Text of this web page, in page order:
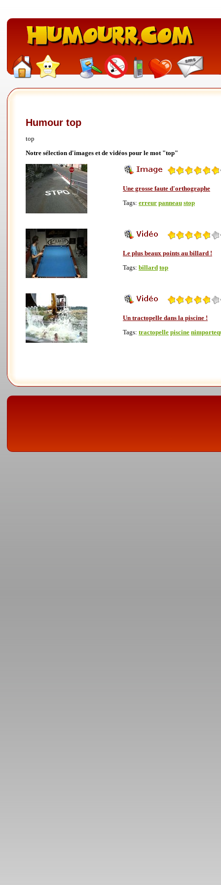
Humour top
top
Notre sélection d'images et de vidéos pour le mot "top"
Une grosse faute d'orthographe
Tags: erreur panneau stop
Le plus beaux points au billard !
Tags: billard top
Un tractopelle dans la piscine !
Tags: tractopelle piscine